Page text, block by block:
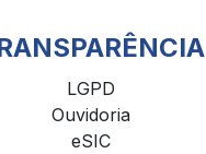
LGPD
Ouvidoria
eSIC